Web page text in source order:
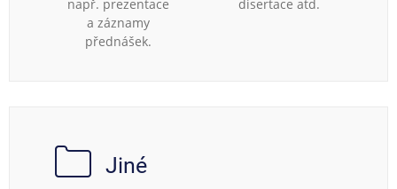
např. prezentace
a záznamy
přednášek.
disertace atd.
Jiné